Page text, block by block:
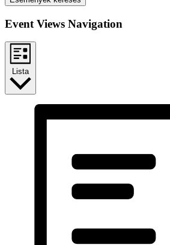
Event Views Navigation
Lista